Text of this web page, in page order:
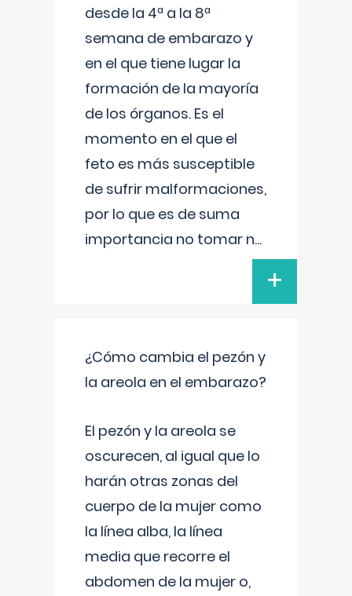
desde la 4ª a la 8ª
semana de embarazo y
en el que tiene lugar la
formación de la mayoría
de los órganos. Es el
momento en el que el
feto es más susceptible
de sufrir malformaciones,
por lo que es de suma
importancia no tomar n...
+
¿Cómo cambia el pezón y
la areola en el embarazo?
El pezón y la areola se
oscurecen, al igual que lo
harán otras zonas del
cuerpo de la mujer como
la línea alba, la línea
media que recorre el
abdomen de la mujer o,